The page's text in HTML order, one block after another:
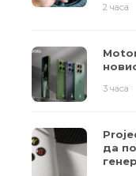
2 часа
3 часа
да